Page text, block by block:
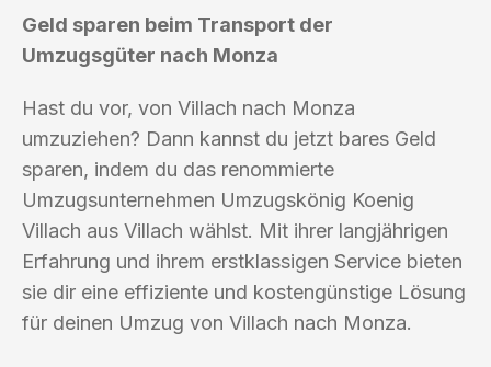
Geld sparen beim Transport der
Umzugsgüter nach Monza
Hast du vor, von Villach nach Monza
umzuziehen? Dann kannst du jetzt bares Geld
sparen, indem du das renommierte
Umzugsunternehmen Umzugskönig Koenig
Villach aus Villach wählst. Mit ihrer langjährigen
Erfahrung und ihrem erstklassigen Service bieten
sie dir eine effiziente und kostengünstige Lösung
für deinen Umzug von Villach nach Monza.